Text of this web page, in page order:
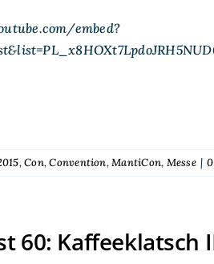
embed?
,Con,Convention,MantiCon, Messe |
60: